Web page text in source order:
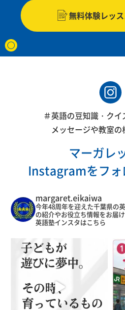
無料体験レッ
＃英語の豆知識・ク
メッセージや教室
マーガレ
Instagramをフォ
margaret.eikaiwa
今年48周年を迎えた千葉県の
の紹介やお役立ち情報をお届け
英語塾インスタはこちら